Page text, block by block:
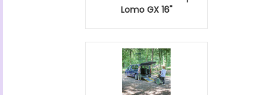
Lomo GX 16"